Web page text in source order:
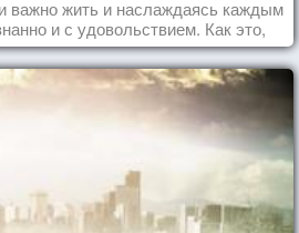
важно жить и наслаждаясь каждым
и с удовольствием. Как это,
на реальных примерах.